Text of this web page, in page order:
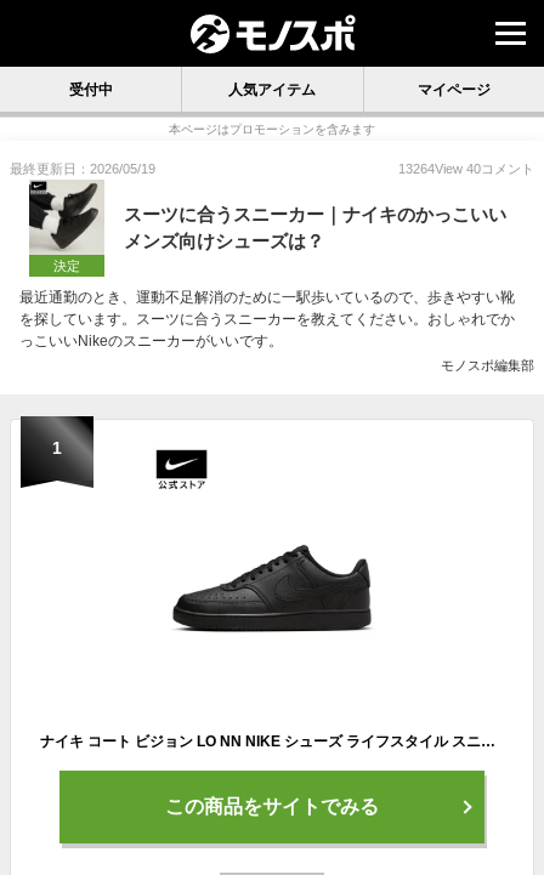
受付中 人気アイテム マイページ
本ページはプロモーションを含みます
最終更新日：2026/05/19 13264View 40コメント
決定
スーツに合うスニーカー｜ナイキのかっこいい
メンズ向けシューズは？
最近通勤のとき、運動不足解消のために一駅歩いているので、歩きやすい靴
を探しています。スーツに合うスニーカーを教えてください。おしゃれでか
っこいいNikeのスニーカーがいいです。
モノスポ編集部
1
ナイキ コート ビジョン LO NN NIKE シューズ ライフスタイル スニーカー Sportswear メンズ スポーツ カジュアル サステナブル 黒 靴 dh2987-002 アウトドア 通勤 白 ギフト 親子コーデ
この商品をサイトでみる